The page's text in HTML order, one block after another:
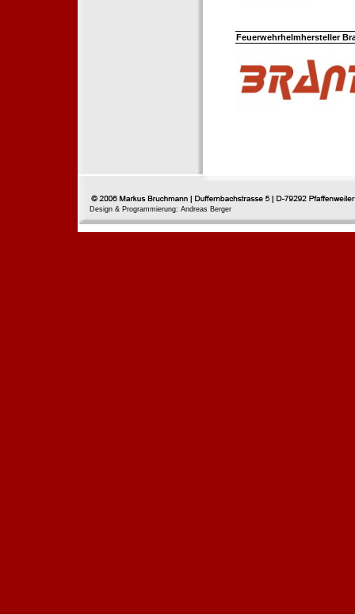
Feuerwehrhelmhersteller
Design & Programmierung: Andreas Berger